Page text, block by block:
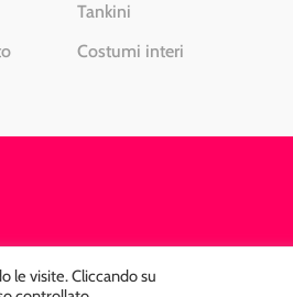
Tankini
Costumi interi
– Tel. 0343 36560 – Sito
le visite. Cliccando su